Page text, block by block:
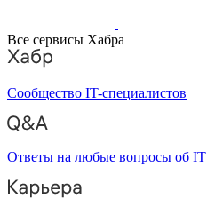
Все сервисы Хабра
Сообщество IT-специалистов
Ответы на любые вопросы об IT